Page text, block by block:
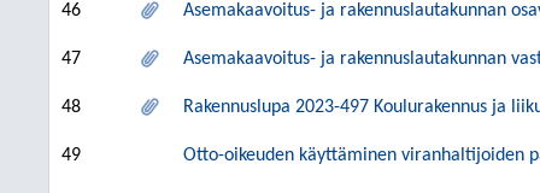
46 Asemakaavoitus- ja rakennuslautakunnan
47 Asemakaavoitus- ja rakennuslautakunnan
48 Rakennuslupa 2023-497 Koulurakennus ja
49 Otto-oikeuden käyttäminen viranhaltijoiden